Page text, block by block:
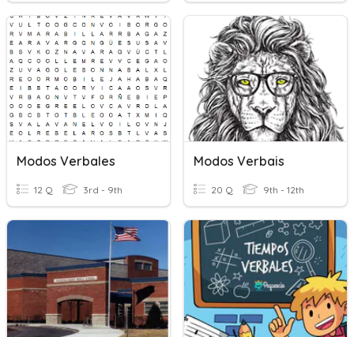
Modos Verbales
12 Q 3rd - 9th
Modos Verbais
20 Q 9th - 12th